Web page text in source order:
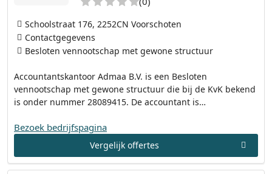
Accountantskantoor Admaa B.V. is een Besloten
vennootschap met gewone structuur die bij de KvK bekend
is onder nummer 28089415. De accountant is…
Schoolstraat 176, 2252CN Voorschoten
Contactgegevens
Besloten vennootschap met gewone structuur
Bezoek bedrijfspagina
Vergelijk offertes